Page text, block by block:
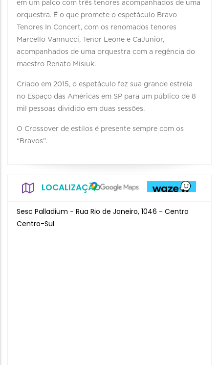
em um palco com três tenores acompanhados de uma
orquestra. É o que promete o espetáculo Bravo
Tenores In Concert, com os renomados tenores
Marcello Vannucci, Tenor Leone e CaJunior,
acompanhados de uma orquestra com a regência do
maestro Renato Misiuk.
Criado em 2015, o espetáculo fez sua grande estreia
no Espaço das Américas em SP para um público de 8
mil pessoas dividido em duas sessões.
O Crossover de estilos é presente sempre com os
“Bravos”.
LOCALIZAÇÃO
Sesc Palladium - Rua Rio de Janeiro, 1046 - Centro
Centro-Sul